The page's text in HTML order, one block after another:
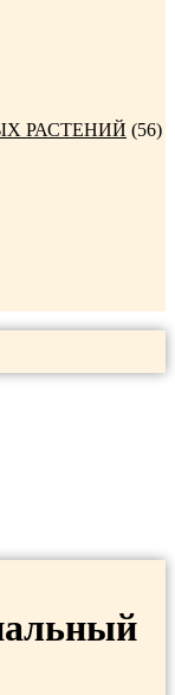
РАСТЕНИЙ (56)